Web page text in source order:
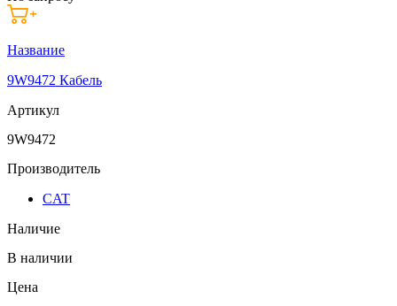
Название
9W9472 Кабель
Артикул
9W9472
Производитель
CAT
Наличие
В наличии
Цена